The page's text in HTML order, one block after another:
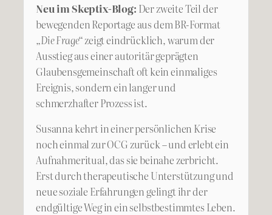
Neu im Skeptix-Blog: Der zweite Teil der
bewegenden Reportage aus dem BR-Format
„Die Frage“zeigt eindrücklich, warum der
Ausstieg aus einer autoritär geprägten
Glaubensgemeinschaft oft kein einmaliges
Ereignis, sondern ein langer und
schmerzhafter Prozess ist.
Susanna kehrt in einer persönlichen Krise
noch einmal zur OCG zurück – und erlebt ein
Aufnahmeritual, das sie beinahe zerbricht.
Erst durch therapeutische Unterstützung und
neue soziale Erfahrungen gelingt ihr der
endgültige Weg in ein selbstbestimmtes Leben.